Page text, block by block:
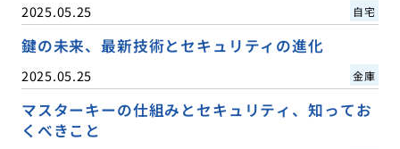
2025.05.25 自宅
鍵の未来、最新技術とセキュリティの進化
2025.05.25 金庫
マスターキーの仕組みとセキュリティ、知ってお
くべきこと